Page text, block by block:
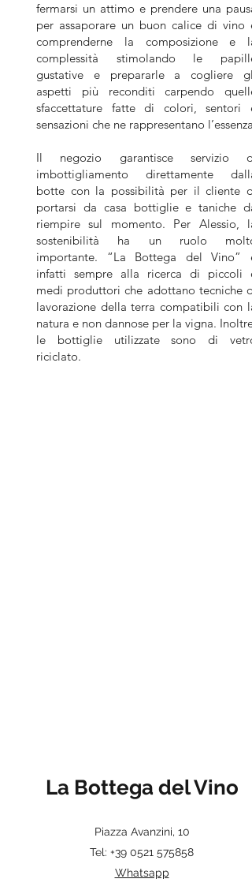
fermarsi un attimo e prendere una pausa
per assaporare un buon calice di vino e
comprenderne la composizione e la
complessità stimolando le papille
gustative e prepararle a cogliere gli
aspetti più reconditi carpendo quelle
sfaccettature fatte di colori, sentori e
sensazioni che ne rappresentano l’essenza.
Il negozio garantisce servizio di
imbottigliamento direttamente dalla
botte con la possibilità per il cliente di
portarsi da casa bottiglie e taniche da
riempire sul momento. Per Alessio, la
sostenibilità ha un ruolo molto
importante. “La Bottega del Vino” è
infatti sempre alla ricerca di piccoli e
medi produttori che adottano tecniche di
lavorazione della terra compatibili con la
natura e non dannose per la vigna. Inoltre,
le bottiglie utilizzate sono di vetro
riciclato.
La Bottega del Vino
Piazza Avanzini, 10
Tel: +39 0521 575858
Whatsapp